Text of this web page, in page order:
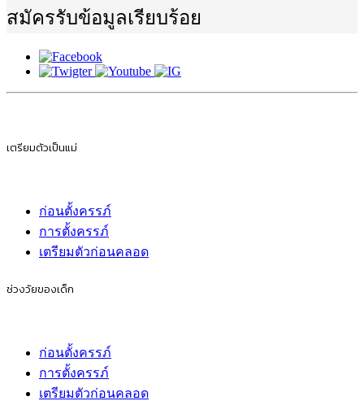
สมัครรับข้อมูลเรียบร้อย
เตรียมตัวเป็นแม่
ก่อนตั้งครรภ์
การตั้งครรภ์
เตรียมตัวก่อนคลอด
ช่วงวัยของเด็ก
ก่อนตั้งครรภ์
การตั้งครรภ์
เตรียมตัวก่อนคลอด